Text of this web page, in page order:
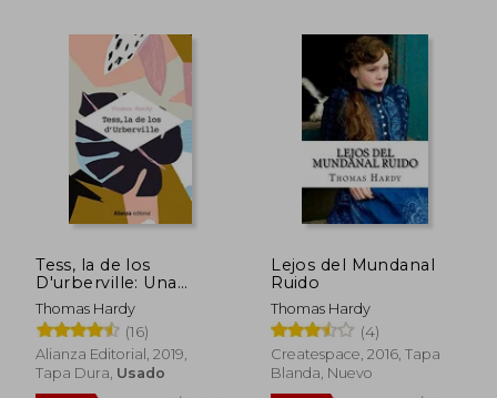
55%
dcto. S/ 87,57
55%
dcto.
Tess, la de los
D'urberville: Una
Mujer Pura
Thomas Hardy
(16)
Alianza Editorial, 2019,
Tapa Dura, Usado
Lejos del Mundanal
Ruido
Thomas Hardy
(4)
Createspace, 2016, Tapa
Blanda, Nuevo